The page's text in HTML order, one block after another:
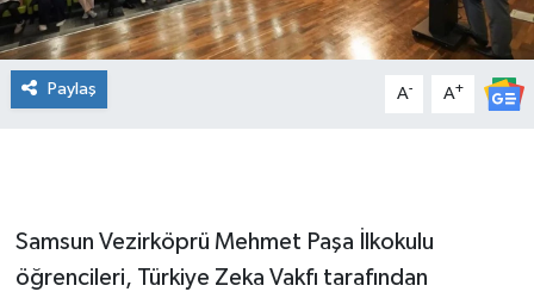
Paylaş A- A+
Samsun Vezirköprü Mehmet Paşa İlkokulu
öğrencileri, Türkiye Zeka Vakfı tarafından